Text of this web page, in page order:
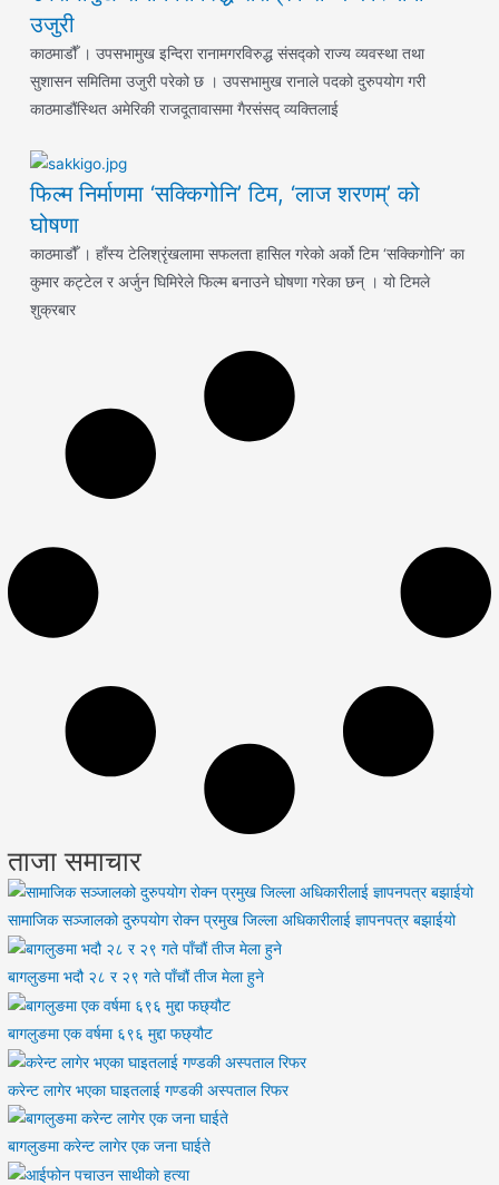
उजुरी
काठमाडौँ । उपसभामुख इन्दिरा रानामगरविरुद्ध संसद्को राज्य व्यवस्था तथा
सुशासन समितिमा उजुरी परेको छ । उपसभामुख रानाले पदको दुरुपयोग गरी
काठमाडौंस्थित अमेरिकी राजदूतावासमा गैरसंसद् व्यक्तिलाई
फिल्म निर्माणमा ‘सक्किगोनि’ टिम, ‘लाज शरणम्’ को
घोषणा
काठमाडौँ । हाँस्य टेलिश्रृंखलामा सफलता हासिल गरेको अर्को टिम ‘सक्किगोनि’ का
कुमार कट्टेल र अर्जुन घिमिरेले फिल्म बनाउने घोषणा गरेका छन् । यो टिमले
शुक्रबार
ताजा समाचार
सामाजिक सञ्जालको दुरुपयोग रोक्न प्रमुख जिल्ला अधिकारीलाई ज्ञापनपत्र बझाईयो
बागलुङमा भदौ २८ र २९ गते पाँचौं तीज मेला हुने
बागलुङमा एक वर्षमा ६९६ मुद्दा फछ्यौट
करेन्ट लागेर भएका घाइतलाई गण्डकी अस्पताल रिफर
बागलुङमा करेन्ट लागेर एक जना घाईते